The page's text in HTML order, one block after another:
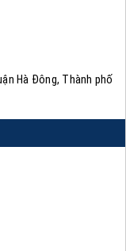
Hà Đông, Thành phố